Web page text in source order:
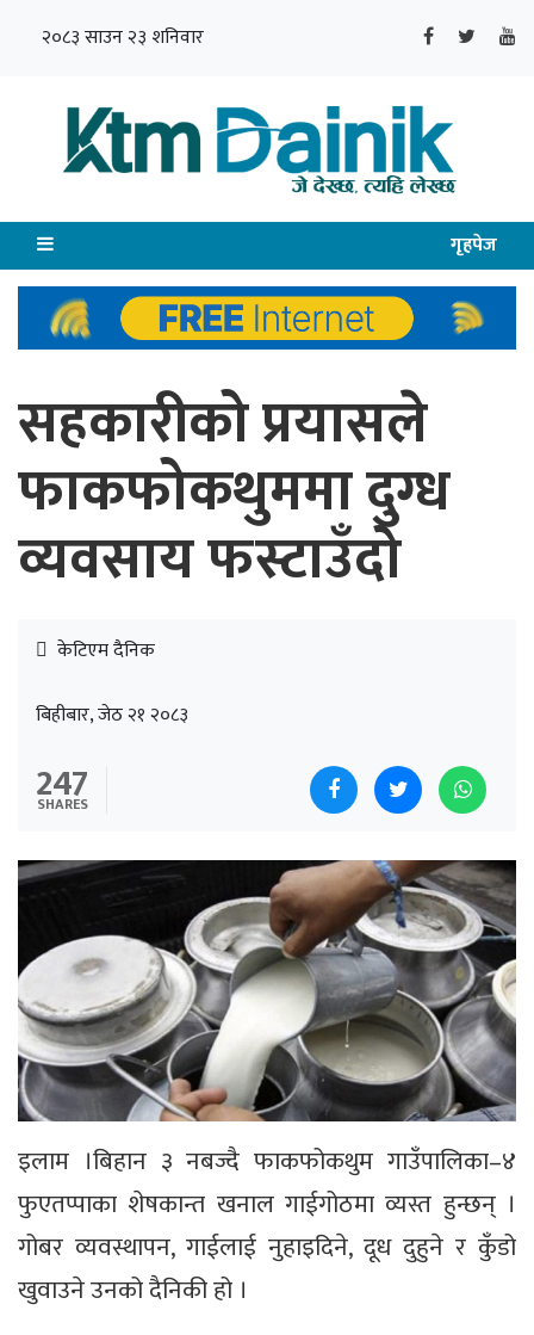
२०८३ साउन २३ शनिवार
गृहपेज
सहकारीको प्रयासले
फाकफोकथुममा दुग्ध
व्यवसाय फस्टाउँदो
केटिएम दैनिक
बिहीबार, जेठ २१ २०८३
247
SHARES
इलाम ।बिहान ३ नबज्दै फाकफोकथुम गाउँपालिका–४
फुएतप्पाका शेषकान्त खनाल गाईगोठमा व्यस्त हुन्छन् ।
गोबर व्यवस्थापन, गाईलाई नुहाइदिने, दूध दुहुने र कुँडो
खुवाउने उनको दैनिकी हो ।